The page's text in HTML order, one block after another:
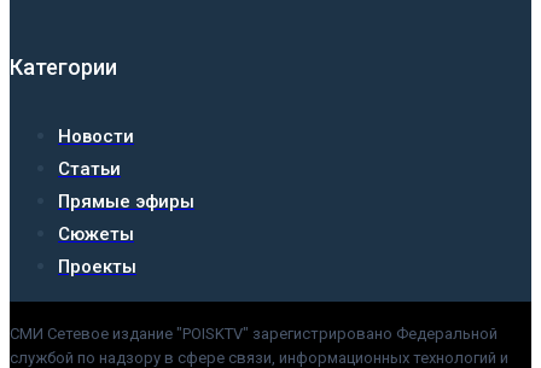
Категории
Новости
Статьи
Прямые эфиры
Сюжеты
Проекты
СМИ Сетевое издание "POISKTV" зарегистрировано Федеральной
службой по надзору в сфере связи, информационных технологий и